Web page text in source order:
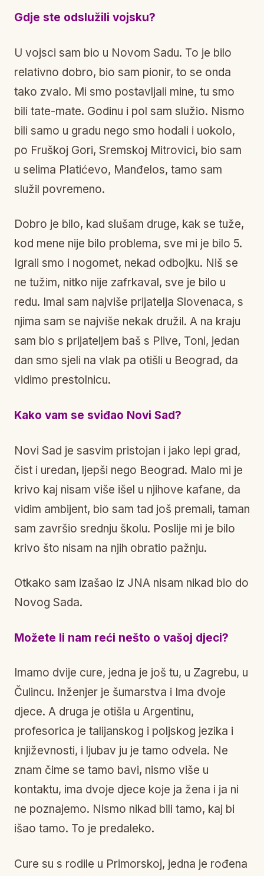
Gdje ste odslužili vojsku?
U vojsci sam bio u Novom Sadu. To je bilo
relativno dobro, bio sam pionir, to se onda
tako zvalo. Mi smo postavljali mine, tu smo
bili tate-mate. Godinu i pol sam služio. Nismo
bili samo u gradu nego smo hodali i uokolo,
po Fruškoj Gori, Sremskoj Mitrovici, bio sam
u selima Platićevo, Manđelos, tamo sam
služil povremeno.
Dobro je bilo, kad slušam druge, kak se tuže,
kod mene nije bilo problema, sve mi je bilo 5.
Igrali smo i nogomet, nekad odbojku. Niš se
ne tužim, nitko nije zafrkaval, sve je bilo u
redu. Imal sam najviše prijatelja Slovenaca, s
njima sam se najviše nekak družil. A na kraju
sam bio s prijateljem baš s Plive, Toni, jedan
dan smo sjeli na vlak pa otišli u Beograd, da
vidimo prestolnicu.
Kako vam se sviđao Novi Sad?
Novi Sad je sasvim pristojan i jako lepi grad,
čist i uredan, ljepši nego Beograd. Malo mi je
krivo kaj nisam više išel u njihove kafane, da
vidim ambijent, bio sam tad još premali, taman
sam završio srednju školu. Poslije mi je bilo
krivo što nisam na njih obratio pažnju.
Otkako sam izašao iz JNA nisam nikad bio do
Novog Sada.
Možete li nam reći nešto o vašoj djeci?
Imamo dvije cure, jedna je još tu, u Zagrebu, u
Čulincu. Inženjer je šumarstva i Ima dvoje
djece. A druga je otišla u Argentinu,
profesorica je talijanskog i poljskog jezika i
književnosti, i ljubav ju je tamo odvela. Ne
znam čime se tamo bavi, nismo više u
kontaktu, ima dvoje djece koje ja žena i ja ni
ne poznajemo. Nismo nikad bili tamo, kaj bi
išao tamo. To je predaleko.
Cure su s rodile u Primorskoj, jedna je rođena